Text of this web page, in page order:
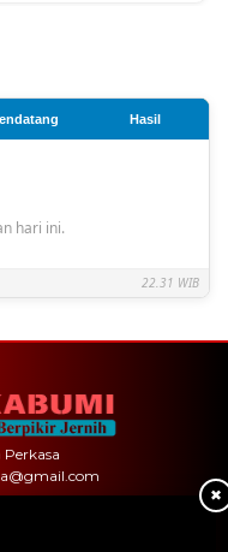
Hasil
hari ini.
22.31 WIB
✖